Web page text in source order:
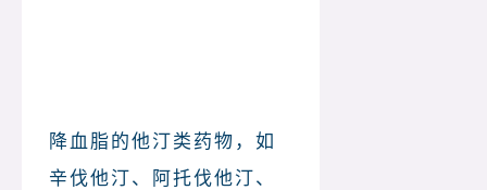
降血脂的他汀类药物，如
辛伐他汀、阿托伐他汀、